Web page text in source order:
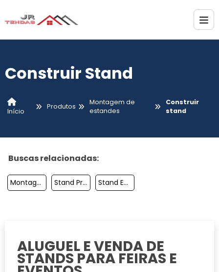
Construir Stand
Início
Produtos
Montagem de
estandes
Construir
stand
Buscas relacionadas:
Montagem De Stands Para Eventos Stand Promocional Preço Stand Empresa
ALUGUEL E VENDA DE
STANDS PARA FEIRAS E